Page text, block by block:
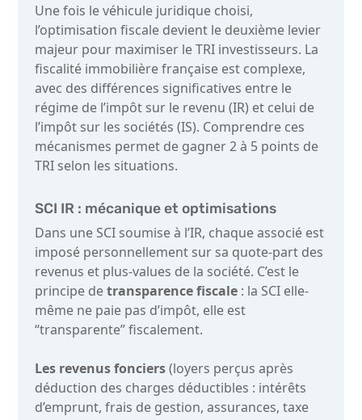
Une fois le véhicule juridique choisi,
l’optimisation fiscale devient le deuxième levier
majeur pour maximiser le TRI investisseurs. La
fiscalité immobilière française est complexe,
avec des différences significatives entre le
régime de l’impôt sur le revenu (IR) et celui de
l’impôt sur les sociétés (IS). Comprendre ces
mécanismes permet de gagner 2 à 5 points de
TRI selon les situations.
SCI IR : mécanique et optimisations
Dans une SCI soumise à l’IR, chaque associé est
imposé personnellement sur sa quote-part des
revenus et plus-values de la société. C’est le
principe detransparence fiscale: la SCI elle-
même ne paie pas d’impôt, elle est
“transparente” fiscalement.
Les revenus fonciers(loyers perçus après
déduction des charges déductibles : intérêts
d’emprunt, frais de gestion, assurances, taxe